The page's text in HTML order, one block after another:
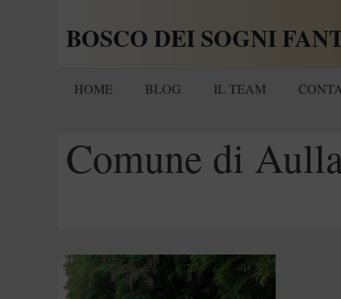
BOSCO DEI SOGNI
HOME BLOG IL TEAM
Comune di